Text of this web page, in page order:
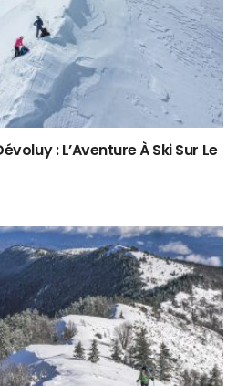
: L’Aventure À Ski Sur Le